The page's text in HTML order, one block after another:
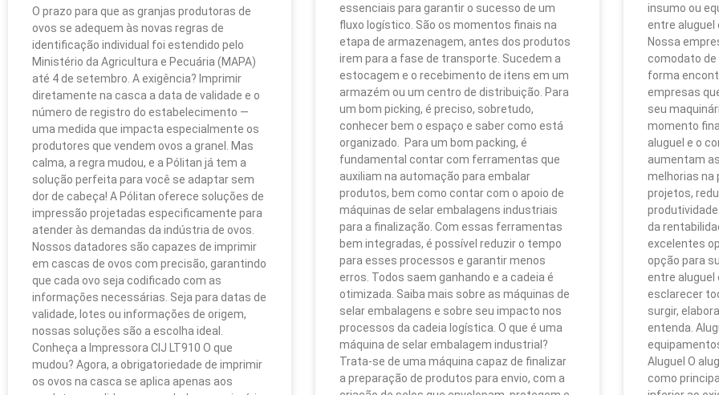
O prazo para que as granjas produtoras de
ovos se adequem às novas regras de
identificação individual foi estendido pelo
Ministério da Agricultura e Pecuária (MAPA)
até 4 de setembro. A exigência? Imprimir
diretamente na casca a data de validade e o
número de registro do estabelecimento —
uma medida que impacta especialmente os
produtores que vendem ovos a granel. Mas
calma, a regra mudou, e a Pólitan já tem a
solução perfeita para você se adaptar sem
dor de cabeça! A Pólitan oferece soluções de
impressão projetadas especificamente para
atender às demandas da indústria de ovos.
Nossos datadores são capazes de imprimir
em cascas de ovos com precisão, garantindo
que cada ovo seja codificado com as
informações necessárias. Seja para datas de
validade, lotes ou informações de origem,
nossas soluções são a escolha ideal.
Conheça a Impressora CIJ LT910 O que
mudou? Agora, a obrigatoriedade de imprimir
os ovos na casca se aplica apenas aos
essenciais para garantir o sucesso de um
fluxo logístico. São os momentos finais na
etapa de armazenagem, antes dos produtos
irem para a fase de transporte. Sucedem a
estocagem e o recebimento de itens em um
armazém ou um centro de distribuição. Para
um bom picking, é preciso, sobretudo,
conhecer bem o espaço e saber como está
organizado. Para um bom packing, é
fundamental contar com ferramentas que
auxiliam na automação para embalar
produtos, bem como contar com o apoio de
máquinas de selar embalagens industriais
para a finalização. Com essas ferramentas
bem integradas, é possível reduzir o tempo
para esses processos e garantir menos
erros. Todos saem ganhando e a cadeia é
otimizada. Saiba mais sobre as máquinas de
selar embalagens e sobre seu impacto nos
processos da cadeia logística. O que é uma
máquina de selar embalagem industrial?
Trata-se de uma máquina capaz de finalizar
a preparação de produtos para envio, com a
insumo ou
entre aluguel
Nossa
comodato
forma
empresas
seu
momento
aluguel e o
aumentam
melhorias na
projetos,
da
excelentes
opção para
entre aluguel
esclarecer
surgir,
entenda.
Aluguel O
como